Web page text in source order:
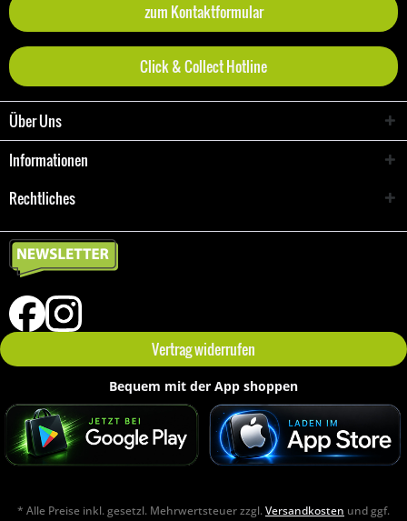
zum Kontaktformular
Click & Collect Hotline
Über Uns
Informationen
Rechtliches
Vertrag widerrufen
Bequem mit der App shoppen
* Alle Preise inkl. gesetzl. Mehrwertsteuer zzgl.Versandkosten und ggf.